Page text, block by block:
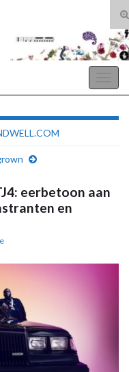
eerbetoon aan
en